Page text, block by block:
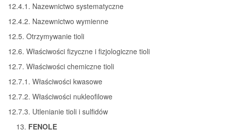
12.4.1. Nazewnictwo systematyczne
12.4.2. Nazewnictwo wymienne
12.5. Otrzymywanie tioli
12.6. Właściwości fizyczne i fizjologiczne tioli
12.7. Właściwości chemiczne tioli
12.7.1. Właściwości kwasowe
12.7.2. Właściwości nukleofilowe
12.7.3. Utlenianie tioli i sulfidów
FENOLE